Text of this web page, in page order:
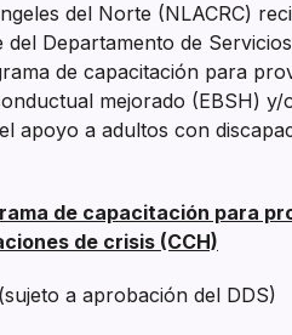
del Norte (NLACRC)
Departamento de
de capacitación para
mejorado (EBSH)
apoyo a adultos con
de capacitación para
de crisis (CCH)
a aprobación del DDS)